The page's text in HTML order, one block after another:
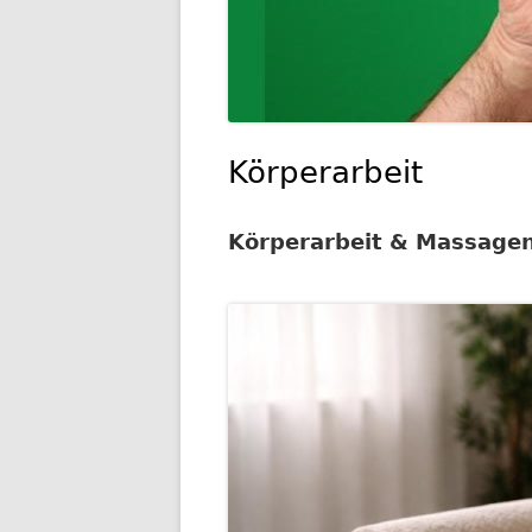
Körperarbeit
Körperarbeit &